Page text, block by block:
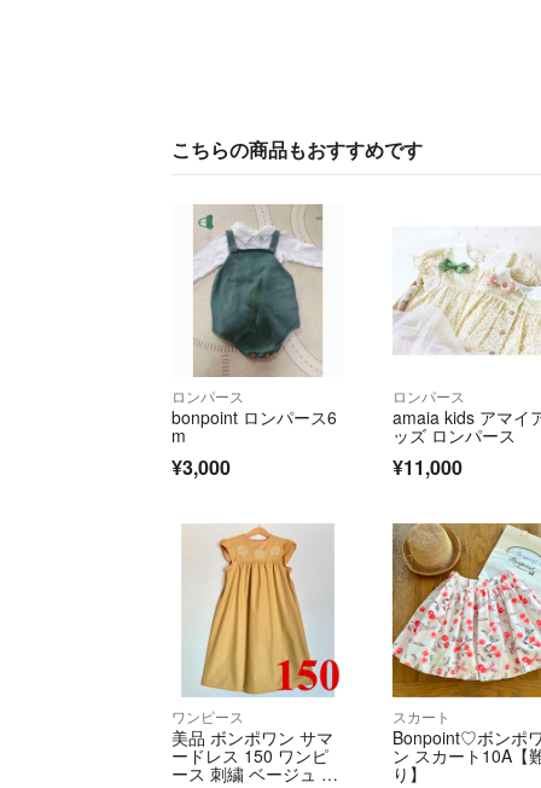
こちらの商品もおすすめです
ロンパース
bonpoint ロンパース6
m
¥3,000
ロンパース
amaia kids アマイ
ッズ ロンパース
¥11,000
ワンピース
美品 ボンポワン サマ
ードレス 150 ワンピ
ース 刺繍 ベージュ 12
スカート
Bonpoint♡ボンポワ
ン スカート10A【
り】